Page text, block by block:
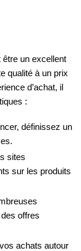
un excellent
qualité à un prix
d’achat, il
:
définissez un
sites
sur les produits
offres
achats autour